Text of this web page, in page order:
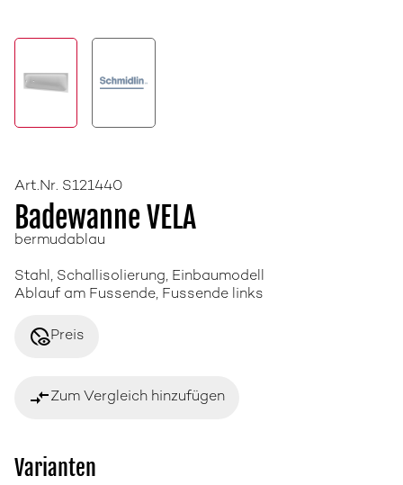
Art.Nr. S121440
Badewanne VELA
bermudablau
Stahl, Schallisolierung, Einbaumodell
Ablauf am Fussende, Fussende links
disabled_visiblePreis
compare_arrowsZum Vergleich hinzufügen
Varianten